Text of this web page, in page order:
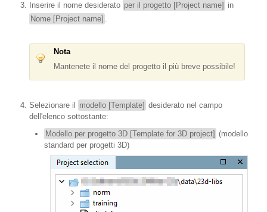
Inserire il nome desiderato per il progetto [Project name] in
Nome [Project name] .
Nota
Mantenete il nome del progetto il più breve possibile!
Selezionare il modello [Template] desiderato nel campo
dell'elenco sottostante:
Modello per progetto 3D [Template for 3D project] (modello
standard per progetti 3D)